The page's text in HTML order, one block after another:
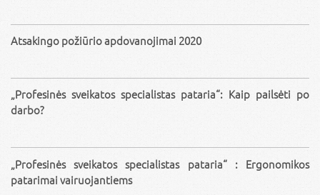
Atsakingo požiūrio apdovanojimai 2020
„Profesinės sveikatos specialistas pataria“: Kaip pailsėti po
darbo?
„Profesinės sveikatos specialistas pataria“ : Ergonomikos
patarimai vairuojantiems